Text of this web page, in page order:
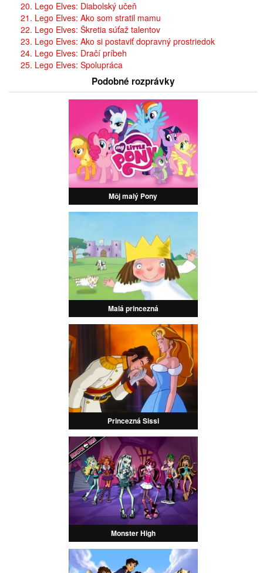
20. Lego Elves: Diabolský učeň
21. Lego Elves: Ako som stratil mamu
22. Lego Elves: Škretia súťaž talentov
23. Lego Elves: Ako si postaviť dopravný prostriedok
24. Lego Elves: Dračí príbeh
25. Lego Elves: Spolupráca
Podobné rozprávky
Môj malý Pony
Malá princezná
Princezná Sissi
Monster High